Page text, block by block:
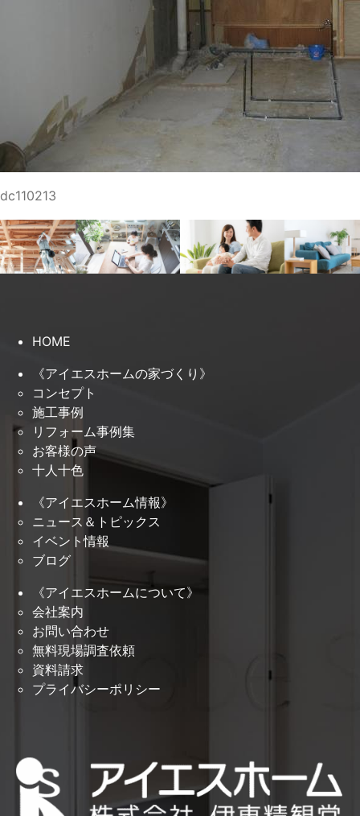
dc110213
HOME
《アイエスホームの家づくり》
コンセプト
施工事例
リフォーム事例集
お客様の声
十人十色
《アイエスホーム情報》
ニュース＆トピックス
イベント情報
ブログ
《アイエスホームについて》
会社案内
お問い合わせ
無料現場調査依頼
資料請求
プライバシーポリシー